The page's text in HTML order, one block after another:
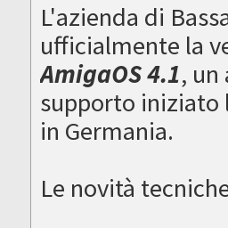
L'azienda di
ufficialmente la
AmigaOS 4.1,
supporto iniziato
in Germania.
Le novità